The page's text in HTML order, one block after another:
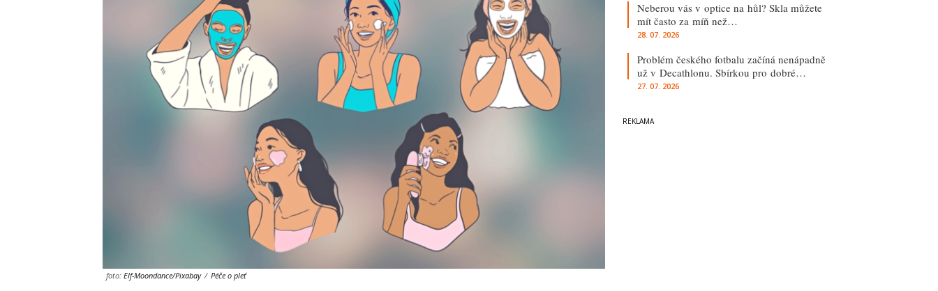
foto: Elf-Moondance/Pixabay / Péče o pleť
Neberou vás v optice na hůl? Skla můžete
mít často za míň než…
28. 07. 2026
Problém českého fotbalu začíná nenápadně
už v Decathlonu. Sbírkou pro dobré…
27. 07. 2026